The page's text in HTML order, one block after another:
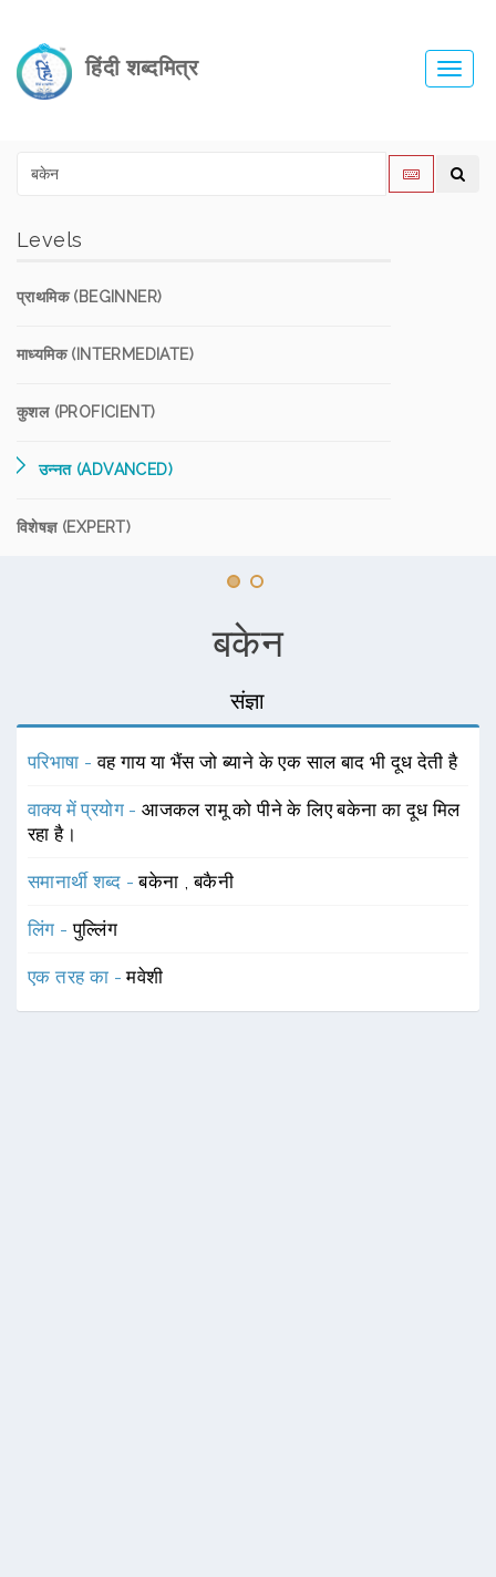
हिंदी शब्दमित्र
Levels
प्राथमिक (BEGINNER)
माध्यमिक (INTERMEDIATE)
कुशल (PROFICIENT)
उन्नत (ADVANCED)
विशेषज्ञ (EXPERT)
बकेन
संज्ञा
परिभाषा -वह गाय या भैंस जो ब्याने के एक साल बाद भी दूध देती है
वाक्य में प्रयोग -आजकल रामू को पीने के लिए बकेना का दूध मिल
रहा है।
समानार्थी शब्द -बकेना ,बकैनी
लिंग -पुल्लिंग
एक तरह का -मवेशी